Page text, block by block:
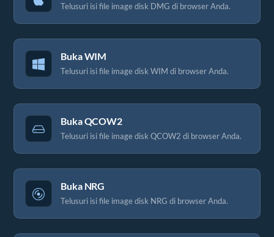
Telusuri isi file image disk DMG di browser Anda.
Buka WIM
Telusuri isi file image disk WIM di browser Anda.
Buka QCOW2
Telusuri isi file image disk QCOW2 di browser Anda.
Buka NRG
Telusuri isi file image disk NRG di browser Anda.